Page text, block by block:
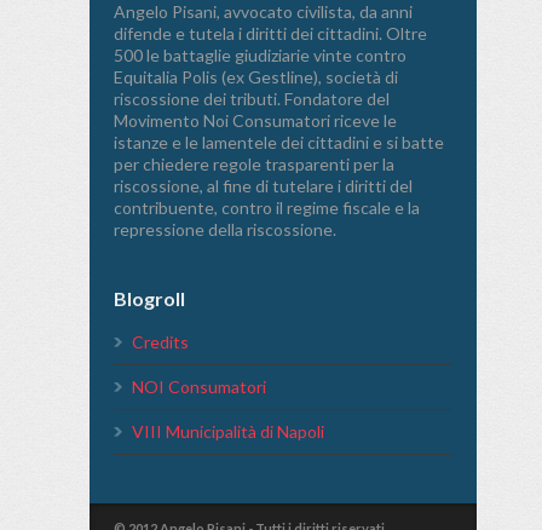
Angelo Pisani, avvocato civilista, da anni
difende e tutela i diritti dei cittadini. Oltre
500 le battaglie giudiziarie vinte contro
Equitalia Polis (ex Gestline), società di
riscossione dei tributi. Fondatore del
Movimento Noi Consumatori riceve le
istanze e le lamentele dei cittadini e si batte
per chiedere regole trasparenti per la
riscossione, al fine di tutelare i diritti del
contribuente, contro il regime fiscale e la
repressione della riscossione.
Blogroll
Credits
NOI Consumatori
VIII Municipalità di Napoli